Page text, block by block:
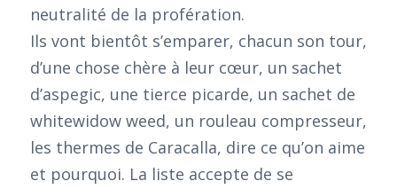
neutralité de la profération.
Ils vont bientôt s’emparer, chacun son tour,
d’une chose chère à leur cœur, un sachet
d’aspegic, une tierce picarde, un sachet de
whitewidow weed, un rouleau compresseur,
les thermes de Caracalla, dire ce qu’on aime
et pourquoi. La liste accepte de se